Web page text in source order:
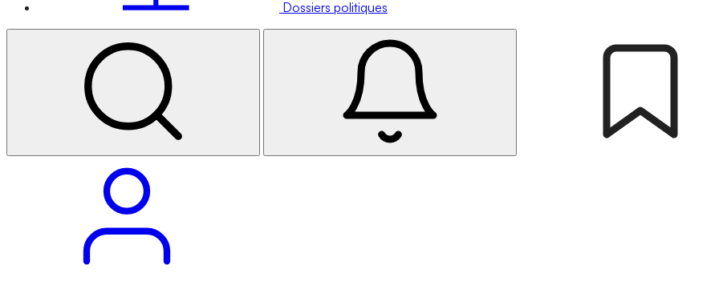
Dossiers politiques